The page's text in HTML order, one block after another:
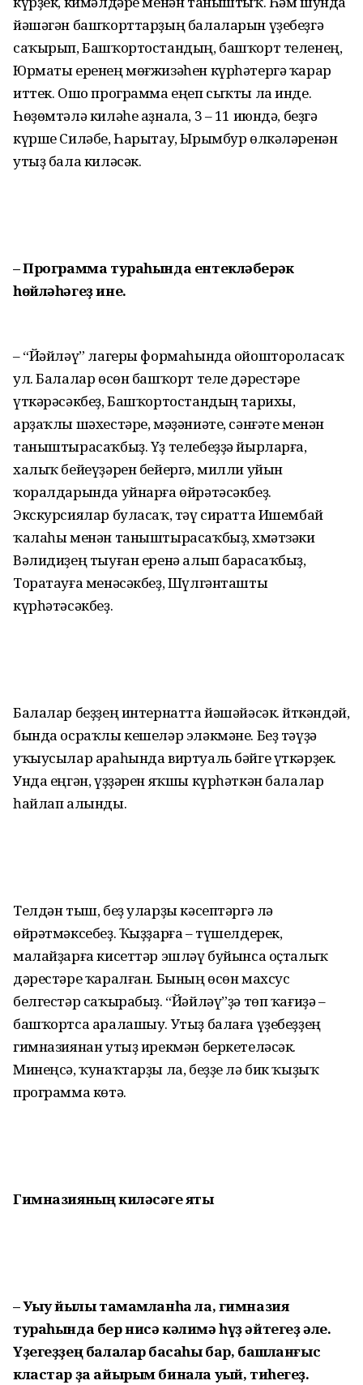
йәшәгән башҡорттарҙың балаларын үҙебеҙгә
саҡырып, Башҡортос­тандың, башҡорт теленең,
Юрматы еренең мөғжизәһен күрһәтергә ҡарар
иттек. Ошо программа еңеп сыҡты ла инде.
Һөҙөмтәлә киләһе аҙнала, 3 – 11 июндә, беҙгә
күрше Силәбе, Һарытау, Ырымбур өлкәләренән
утыҙ бала киләсәк.
– Программа тураһында ентекләберәк
һөйләһәгеҙ ине.
– “Йәйләү” лагеры формаһында ойош­тороласаҡ
ул. Балалар өсөн башҡорт теле дәрестәре
үткәрәсәкбеҙ, Башҡортостандың тарихы,
арҙаҡлы шәхестәре, мәҙәниәте, сәнғәте менән
таныштырасаҡбыҙ. Үҙ теле­беҙҙә йырларға,
халыҡ бейеүҙәрен бейергә, милли уйын
ҡоралдарында уйнарға өйрә­тәсәкбеҙ.
Экскурсиялар буласаҡ, тәү сиратта Ишембай
ҡалаһы менән таныштырасаҡбыҙ, Әхмәтзәки
Вәлидиҙең тыуған еренә алып барасаҡбыҙ,
Торатауға менәсәкбеҙ, Шүлгән­ташты
күрһәтәсәкбеҙ.
Балалар беҙҙең интернатта йәшәйәсәк. Әйткәндәй,
бында осраҡлы кешеләр эләкмәне. Беҙ тәүҙә
уҡыусылар араһында виртуаль бәйге үткәрҙек.
Унда еңгән, үҙҙәрен яҡшы күрһәткән балалар
һайлап алынды.
Телдән тыш, беҙ уларҙы кәсептәргә лә
өйрәтмәксебеҙ. Ҡыҙҙарға – түшелдерек,
малайҙарға кисеттәр эшләү буйынса оҫталыҡ
дәрестәре ҡаралған. Бының өсөн махсус
белгестәр саҡырабыҙ. “Йәйләү”ҙә төп ҡағиҙә –
башҡортса аралашыу. Утыҙ балаға үҙе­беҙҙең
гимназиянан утыҙ ирекмән берке­теләсәк.
Минеңсә, ҡунаҡтарҙы ла, беҙҙе лә бик ҡыҙыҡ
программа көтә.
Гимназияныңкиләсәге яҡты
– Уҡыу йылы тамамланһа ла, гимназия
тураһында бер нисә кәлимә һүҙ әйтегеҙ әле.
Үҙегеҙҙең балалар баҡсаһы бар, башланғыс
кластар ҙа айырым бинала уҡый, тиһегеҙ.